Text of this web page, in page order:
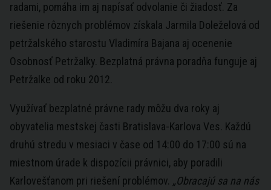
radami, pomáha im aj napísať odvolanie či žiadosť. Za
riešenie rôznych problémov získala Jarmila Doleželová od
petržalského starostu Vladimíra Bajana aj ocenenie
Osobnosť Petržalky. Bezplatná právna poradňa funguje aj
Petržalke od roku 2012.
Využívať bezplatné právne rady môžu dva roky aj
obyvatelia mestskej časti Bratislava-Karlova Ves. Každú
druhú stredu v mesiaci v čase od 14:00 do 17:00 sú na
miestnom úrade k dispozícii právnici, aby poradili
Karlovešťanom pri riešení problémov. „Obracajú sa na nás